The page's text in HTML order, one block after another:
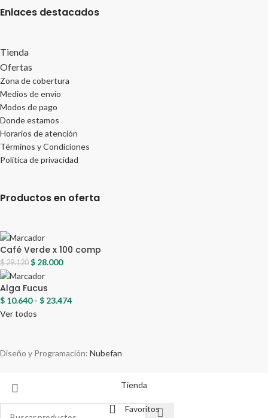
Enlaces destacados
Tienda
Ofertas
Zona de cobertura
Medios de envío
Modos de pago
Donde estamos
Horarios de atención
Términos y Condiciones
Política de privacidad
Productos en oferta
Café Verde x 100 comp
$29.120 $ 28.000
Alga Fucus
$ 10.640 - $ 23.474
Ver todos
Diseño y Programación: Nubefan
Tienda
Favoritos